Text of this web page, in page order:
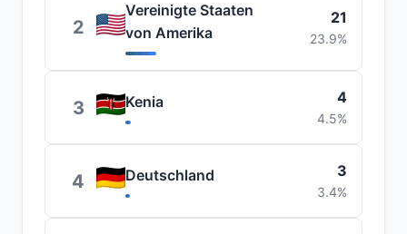
2
Vereinigte Staaten
von Amerika
21
23.9%
3 Kenia 4
4.5%
4 Deutschland 3
3.4%